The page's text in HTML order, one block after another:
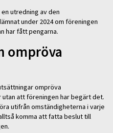
utredning av den
under 2024 om föreningen
har fått pengarna.
ompröva
ompröva
att föreningen har begärt det.
utifrån omständigheterna i varje
komma att fatta beslut till